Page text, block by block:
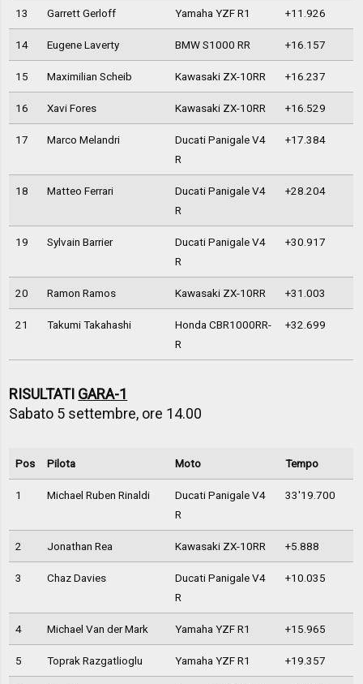
13 Garrett Gerloff Yamaha YZF R1 +11.926
14 Eugene Laverty BMW S1000 RR +16.157
15 Maximilian Scheib Kawasaki ZX-10RR +16.237
16 Xavi Fores Kawasaki ZX-10RR +16.529
17 Marco Melandri
Ducati Panigale V4
R
+17.384
18 Matteo Ferrari
Ducati Panigale V4
R
+28.204
19 Sylvain Barrier
Ducati Panigale V4
R
+30.917
20 Ramon Ramos Kawasaki ZX-10RR +31.003
21 Takumi Takahashi
Honda CBR1000RR-
R
+32.699
RISULTATI GARA-1
Sabato 5 settembre, ore 14.00
Pos Pilota Moto Tempo
1 Michael Ruben Rinaldi
Ducati Panigale V4
R
33'19.700
2 Jonathan Rea Kawasaki ZX-10RR +5.888
3 Chaz Davies
Ducati Panigale V4
R
+10.035
4 Michael Van der Mark Yamaha YZF R1 +15.965
5 Toprak Razgatlioglu Yamaha YZF R1 +19.357